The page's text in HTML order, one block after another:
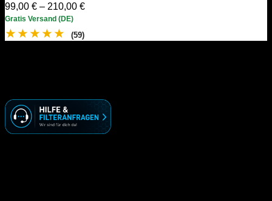
99,00 € – 210,00 €Preisspanne:
210,00 €
Gratis Versand (DE)
★★★★★ (59)